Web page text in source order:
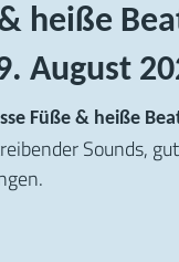
heiße
August
Füße & heiße
Sounds,